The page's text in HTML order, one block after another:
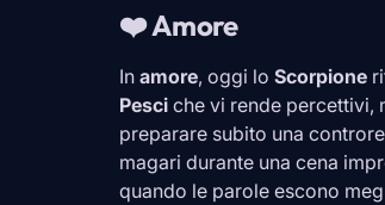
❤️ Amore
In amore, oggi lo Scorpione
Pesci che vi rende percettivi,
preparare subito una
magari durante una cena
quando le parole escono